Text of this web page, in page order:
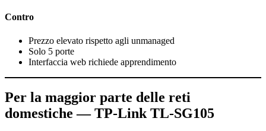
Contro
Prezzo elevato rispetto agli unmanaged
Solo 5 porte
Interfaccia web richiede apprendimento
Per la maggior parte delle reti
domestiche — TP-Link TL-SG105